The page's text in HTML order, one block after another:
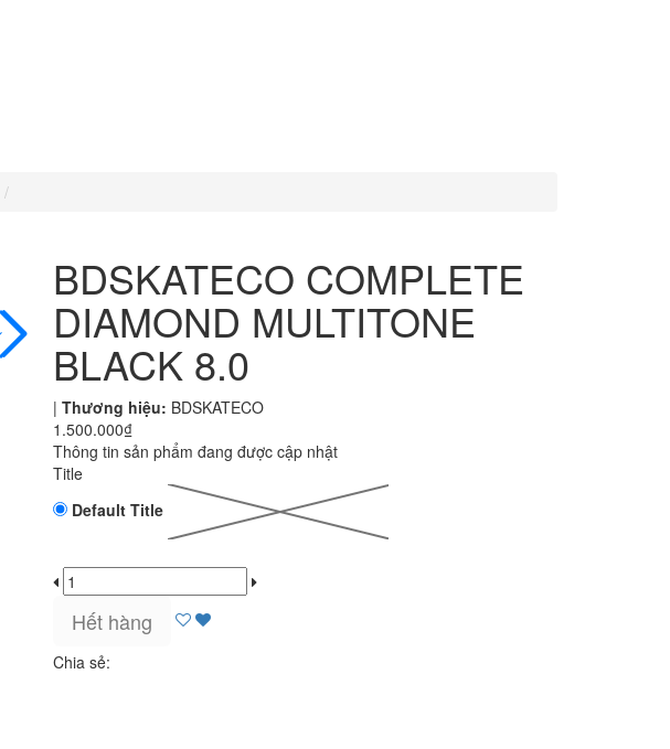
BDSKATECO COMPLETE
DIAMOND MULTITONE
BLACK 8.0
| Thương hiệu: BDSKATECO
1.500.000₫
Thông tin sản phẩm đang được cập nhật
Title
Default Title
Hết hàng
Chia sẻ: